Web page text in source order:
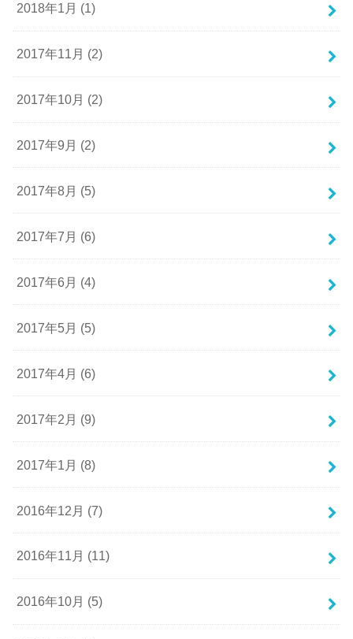
2018年1月 (1)
2017年11月 (2)
2017年10月 (2)
2017年9月 (2)
2017年8月 (5)
2017年7月 (6)
2017年6月 (4)
2017年5月 (5)
2017年4月 (6)
2017年2月 (9)
2017年1月 (8)
2016年12月 (7)
2016年11月 (11)
2016年10月 (5)